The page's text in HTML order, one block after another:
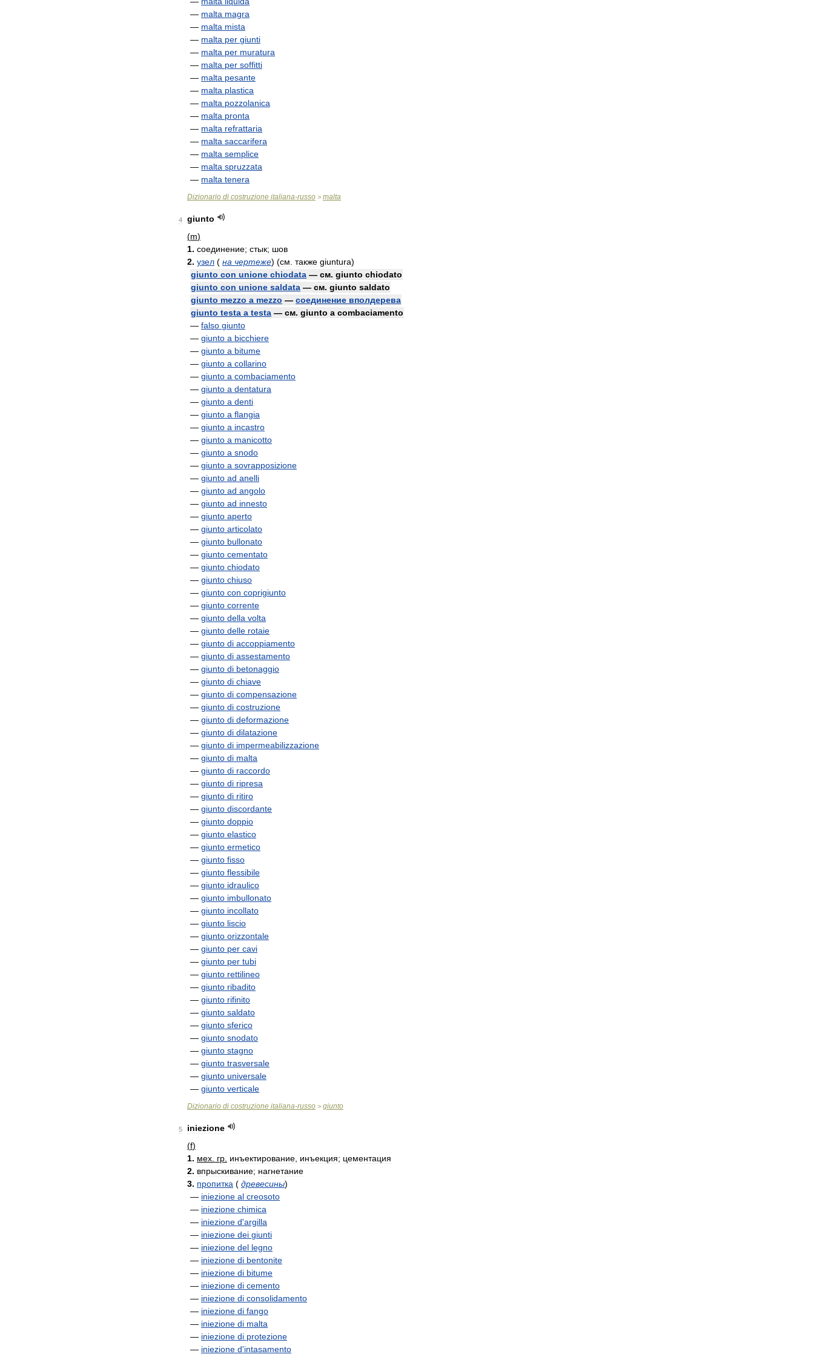
— malta magra
— malta mista
— malta per giunti
— malta per muratura
— malta per soffitti
— malta pesante
— malta plastica
— malta pozzolanica
— malta pronta
— malta refrattaria
— malta saccarifera
— malta semplice
— malta spruzzata
— malta tenera
Dizionario di costruzione italiana-russo > malta
4
giunto
(m)
1. соединение; стык; шов
2. узел ( на чертеже) (см также giuntura)
giunto con unione chiodata — см. giunto chiodato
giunto con unione saldata — см. giunto saldato
giunto mezzo a mezzo — соединение вполдерева
giunto testa a testa — см. giunto a combaciamento
— falso giunto
— giunto a bicchiere
— giunto a bitume
— giunto a collarino
— giunto a combaciamento
— giunto a dentatura
— giunto a denti
— giunto a flangia
— giunto a incastro
— giunto a manicotto
— giunto a snodo
— giunto a sovrapposizione
— giunto ad anelli
— giunto ad angolo
— giunto ad innesto
— giunto aperto
— giunto articolato
— giunto bullonato
— giunto cementato
— giunto chiodato
— giunto chiuso
— giunto con coprigiunto
— giunto corrente
— giunto della volta
— giunto delle rotaie
— giunto di accoppiamento
— giunto di assestamento
— giunto di betonaggio
— giunto di chiave
— giunto di compensazione
— giunto di costruzione
— giunto di deformazione
— giunto di dilatazione
— giunto di impermeabilizzazione
— giunto di malta
— giunto di raccordo
— giunto di ripresa
— giunto di ritiro
— giunto discordante
— giunto doppio
— giunto elastico
— giunto ermetico
— giunto fisso
— giunto flessibile
— giunto idraulico
— giunto imbullonato
— giunto incollato
— giunto liscio
— giunto orizzontale
— giunto per cavi
— giunto per tubi
— giunto rettilineo
— giunto ribadito
— giunto rifinito
— giunto saldato
— giunto sferico
— giunto snodato
— giunto stagno
— giunto trasversale
— giunto universale
— giunto verticale
Dizionario di costruzione italiana-russo > giunto
5
iniezione
(f)
1. мех гр инъектирование инъекция; цементация
2. впрыскивание; нагнетание
3. пропитка ( древесины)
— iniezione al creosoto
— iniezione chimica
— iniezione d'argilla
— iniezione dei giunti
— iniezione del legno
— iniezione di bentonite
— iniezione di bitume
— iniezione di cemento
— iniezione di consolidamento
— iniezione di fango
— iniezione di malta
— iniezione di protezione
— iniezione d'intasamento